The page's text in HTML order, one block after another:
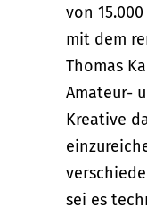
von
mit dem
Thomas
Amateur-
Kreative
sei es